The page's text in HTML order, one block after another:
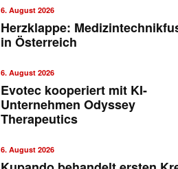
6. August 2026
Herzklappe:
in Österreich
6. August 2026
Evotec kooperiert mit KI-
Unternehmen Odyssey
Therapeutics
6. August 2026